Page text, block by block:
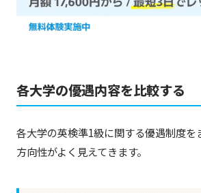
各大学の優遇内容を比較する
各大学の英検準1級に関する優遇制度を
方向性がよく見えてきます。